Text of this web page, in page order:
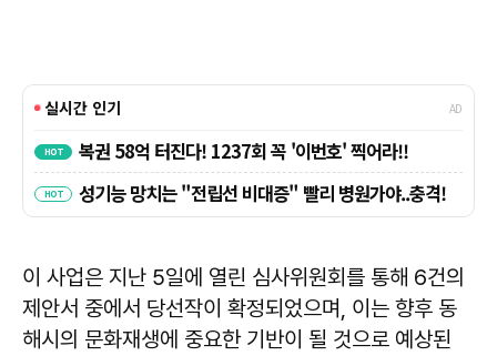
이 사업은 지난 5일에 열린 심사위원회를 통해 6건의
제안서 중에서 당선작이 확정되었으며, 이는 향후 동
해시의 문화재생에 중요한 기반이 될 것으로 예상된